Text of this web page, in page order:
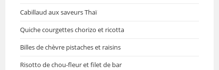
Cabillaud aux saveurs Thaï
Quiche courgettes chorizo et ricotta
Billes de chèvre pistaches et raisins
Risotto de chou-fleur et filet de bar